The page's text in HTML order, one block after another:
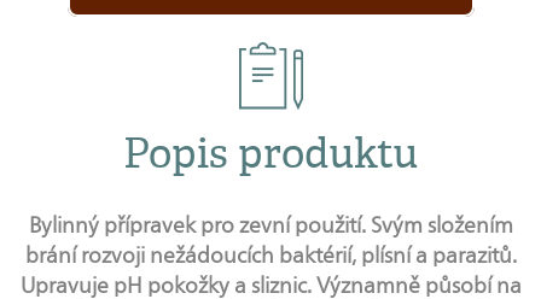
Popis produktu
Bylinný přípravek pro zevní použití. Svým složením
brání rozvoji nežádoucích baktérií, plísní a parazitů.
Upravuje pH pokožky a sliznic. Významně působí na